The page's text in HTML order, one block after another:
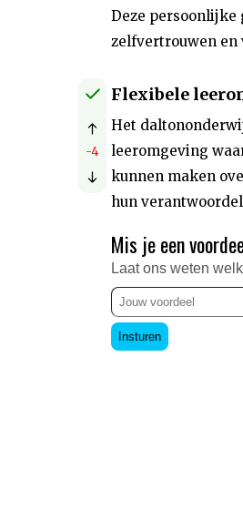
Deze persoonlijke
zelfvertrouwen en
-4
Flexibele
Het
leeromgeving
kunnen maken
hun
Mis je een
Laat ons weten
Insturen